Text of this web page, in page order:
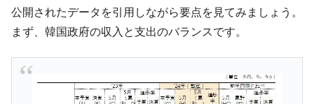
『Money1』
韓国は「中国と同じく」投資に不適格な国
だ。
す」⇒「金を経由するドル入手」手段ではないのか？
『Money1』
韓国･外為取引量「1日当たり1,214.4億ド
ル」まで拡大 ⇒ 海外資金の動きに強く左右される状態
公開されたデータを引用しながら要点を見てみましょう。
まず、韓国政府の収入と支出のバランスです。